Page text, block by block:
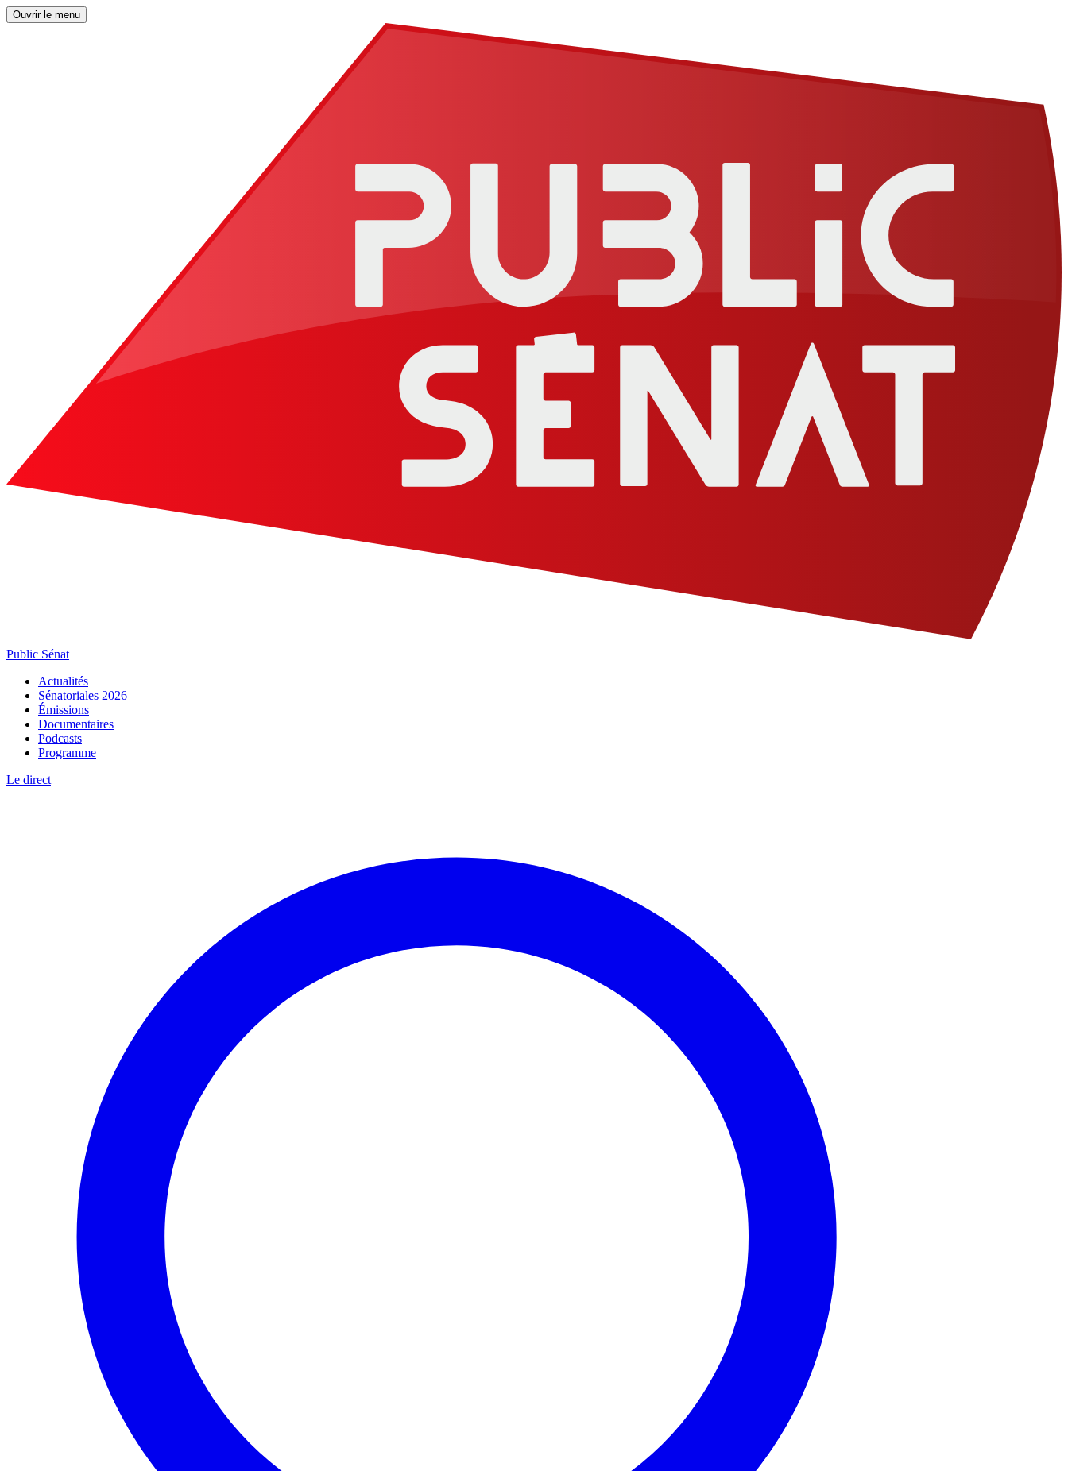
Ouvrir le menu
Public Sénat
Actualités
Sénatoriales 2026
Émissions
Documentaires
Podcasts
Programme
Le direct